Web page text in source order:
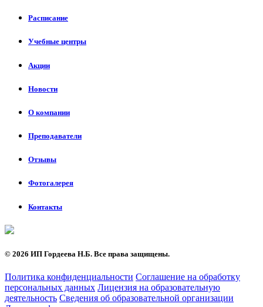
Расписание
Учебные центры
Акции
Новости
О компании
Преподаватели
Отзывы
Фотогалерея
Контакты
© 2026 ИП Гордеева Н.Б. Все права защищены.
Политика конфиденциальности Соглашение на обработку
персональных данных Лицензия на образовательную
деятельность Сведения об образовательной организации